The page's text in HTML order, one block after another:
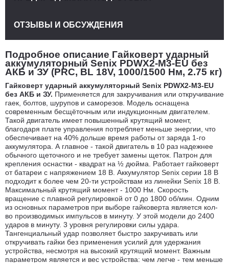
Подробное описание Гайковерт ударный
аккумуляторный Senix PDWX2-M3-EU без
АКБ и ЗУ (PRC, BL 18V, 1000/1500 Нм, 2.75 кг)
Гайковерт ударный аккумуляторный Senix PDWX2-M3-EU
без АКБ и ЗУ. Применяется для закручивания или откручивание
гаек, болтов, шурупов и саморезов. Модель оснащена
современным бесщёточным или индукционным двигателем.
Такой двигатель имеет повышенный крутящий момент,
благодаря плате управления потребляет меньше энергии, что
обеспечивает на 40% дольше время работы от заряда 1-го
аккумулятора. А главное - такой двигатель в 10 раз надежнее
обычного щеточного и не требует замены щеток. Патрон для
крепления оснастки - квадрат на ½ дюйма. Работает гайковерт
от батареи c напряжением 18 В. Аккумулятор Senix серии 18 В
подходит к более чем 20-ти устройствам из линейки Senix 18 В.
Максимальный крутящий момент - 1000 Нм. Скорость
вращение с плавной регулировкой от 0 до 1800 об/мин. Одним
из основных параметров при выборе гайковерта является кол-
во производимых импульсов в минуту. У этой модели до 2400
ударов в минуту. 3 уровня регулировки силы удара.
Тангенциальный удар позволяет быстро закручивать или
откручивать гайки без применения усилий для удержания
устройства, несмотря на высокий крутящий момент. Важным
параметром является и вес устройства: чем легче - тем меньше
ОТЗЫВЫ И ОБСУЖДЕНИЯ